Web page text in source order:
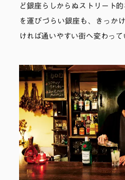
ど銀座らしからぬストリート
を運びづらい銀座も、きっか
ければ通いやすい街へ変わって